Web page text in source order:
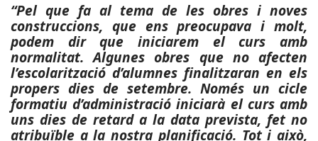
“Pel que fa al tema de les obres i noves
construccions, que ens preocupava i molt,
podem dir que iniciarem el curs amb
normalitat. Algunes obres que no afecten
l’escolarització d’alumnes finalitzaran en els
propers dies de setembre. Només un cicle
formatiu d’administració iniciarà el curs amb
uns dies de retard a la data prevista, fet no
atribuïble a la nostra planificació. Tot i això,